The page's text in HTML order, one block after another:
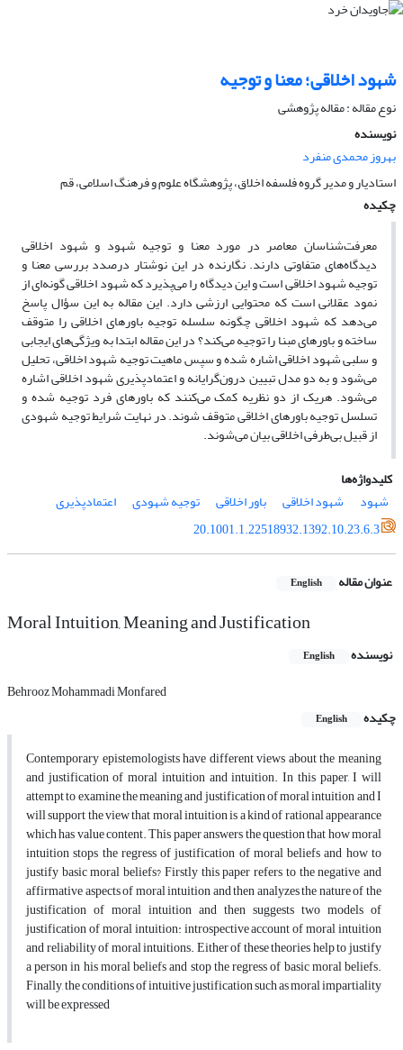
شهود اخلاقی؛ معنا و توجیه
نوع مقاله : مقاله پژوهشی
نویسنده
بهروز محمدی منفرد
استادیار و مدیر گروه فلسفه اخلاق، پژوهشگاه علوم و فرهنگ اسلامی،‌ قم
چکیده
معرفت‌شناسان معاصر در مورد معنا و توجیه شهود و شهود اخلاقی
دیدگاه‌های متفاوتی دارند. نگارنده در این نوشتار درصدد بررسی معنا و
توجیه شهود اخلاقی است و این دیدگاه را می‌پذیرد که شهود اخلاقی گونه‌ای از
نمود عقلانی است که محتوایی ارزشی دارد. این مقاله به این سؤال پاسخ
می‌دهد که شهود اخلاقی چگونه سلسله توجیه باورهای اخلاقی را متوقف
ساخته و باورهای مبنا را توجیه می‌کند؟ در این مقاله ابتدا به ویژگی‌های ایجابی
و سلبی شهود اخلاقی اشاره شده و سپس ماهیت توجیه شهود اخلاقی، تحلیل
می‌شود و به دو مدل تبیین درون‌گرایانه و اعتمادپذیری شهود اخلاقی اشاره
می‌شود. هریک از دو نظریه کمک می‌کنند که باورهای فرد توجیه شده و
تسلسل توجیه باورهای اخلاقی متوقف شوند. در نهایت شرایط توجیه شهودی
از قبیل بی‌طرفی اخلاقی بیان می‌شوند.
کلیدواژه‌ها
شهود
شهود اخلاقی باور اخلاقی توجیه شهودی
اعتمادپذیری
20.1001.1.22518932.1392.10.23.6.3
عنوان مقاله English
Moral Intuition, Meaning and Justification
نویسنده English
Behrooz Mohammadi Monfared
چکیده
English
Contemporary epistemologists have different views about the meaning
and justification of moral intuition and intuition. In this paper, I will
attempt to examine the meaning and justification of moral intuition and I
will support the view that moral intuition is a kind of rational appearance
which has value content. This paper answers the question that how moral
intuition stops the regress of justification of moral beliefs and how to
justify basic moral beliefs? Firstly this paper refers to the negative and
affirmative aspects of moral intuition and then analyzes the nature of the
justification of moral intuition and then suggests two models of
justification of moral intuition: introspective account of moral intuition
and reliability of moral intuitions. Either of these theories help to justify
a person in his moral beliefs and stop the regress of basic moral beliefs.
Finally, the conditions of intuitive justification such as moral impartiality
will be expressed